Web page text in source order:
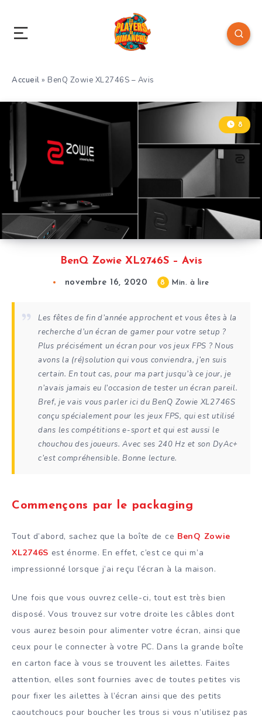
Accueil » BenQ Zowie XL2746S – Avis
BenQ Zowie XL2746S – Avis
8
novembre 16, 2020 8 Min. à lire
Les fêtes de fin d’année approchent et vous êtes à la
recherche d’un écran de gamer pour votre setup ?
Plus précisément un écran pour vos jeux FPS ? Nous
avons la (ré)solution qui vous conviendra, j’en suis
certain. En tout cas, pour ma part jusqu’à ce jour, je
n’avais jamais eu l’occasion de tester un écran pareil.
Bref, je vais vous parler ici du BenQ Zowie XL2746S
conçu spécialement pour les jeux FPS, qui est utilisé
dans les compétitions e-sport et qui est aussi le
chouchou des joueurs. Avec ses 240 Hz et son DyAc+
c’est compréhensible. Bonne lecture.
Commençons par le packaging
Tout d’abord, sachez que la boîte de ce BenQ Zowie
XL2746S est énorme. En effet, c’est ce qui m’a
impressionné lorsque j’ai reçu l’écran à la maison.
Une fois que vous ouvrez celle-ci, tout est très bien
disposé. Vous trouvez sur votre droite les câbles dont
vous aurez besoin pour alimenter votre écran, ainsi que
ceux pour le connecter à votre PC. Dans la grande boîte
en carton face à vous se trouvent les ailettes. Faites
attention, elles sont fournies avec de toutes petites vis
pour fixer les ailettes à l’écran ainsi que des petits
caoutchoucs pour boucher les trous si vous n’utilisez pas